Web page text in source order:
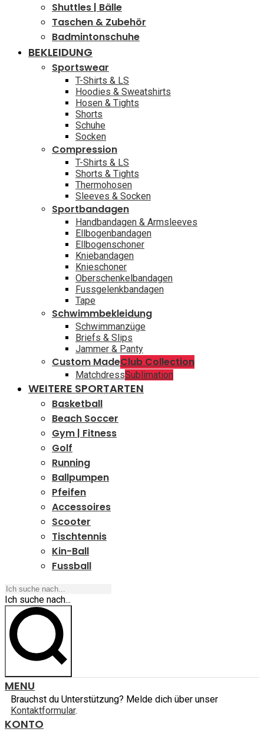
Shuttles | Bälle
Taschen & Zubehör
Badmintonschuhe
BEKLEIDUNG
Sportswear
T-Shirts & LS
Hoodies & Sweatshirts
Hosen & Tights
Shorts
Schuhe
Socken
Compression
T-Shirts & LS
Shorts & Tights
Thermohosen
Sleeves & Socken
Sportbandagen
Handbandagen & Armsleeves
Ellbogenbandagen
Ellbogenschoner
Kniebandagen
Knieschoner
Oberschenkelbandagen
Fussgelenkbandagen
Tape
Schwimmbekleidung
Schwimmanzüge
Briefs & Slips
Jammer & Panty
Custom MadeClub Collection
MatchdressSublimation
WEITERE SPORTARTEN
Basketball
Beach Soccer
Gym | Fitness
Golf
Running
Ballpumpen
Pfeifen
Accessoires
Scooter
Tischtennis
Kin-Ball
Fussball
Ich suche nach...
MENU
Brauchst du Unterstützung? Melde dich über unser
Kontaktformular.
KONTO